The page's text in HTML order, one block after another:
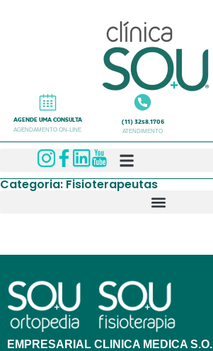
AGENDAMENTO ON-LINE
AGENDE UMA CONSULTA
ATENDIMENTO
(11) 3258.1706
Categoria: Fisioterapeutas
EMPRESARIAL CLINICA MEDICA S.O.